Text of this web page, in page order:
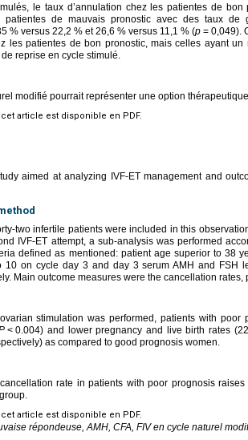
le taux d’annulation chez les patientes de
de mauvais pronostic avec des taux de
% versus 22,2 % et 26,6 % versus 11,1 % (p = 0,049).
les patientes de bon pronostic, mais celles ayant
reprise en cycle stimulé.
modifié pourrait représenter une option
article est disponible en PDF.
aimed at analyzing IVF-ET management and
two infertile patients were included in this
IVF-ET attempt, a sub-analysis was performed
defined as mentioned: patient age superior to 38
10 on cycle day 3 and day 3 serum AMH and FSH
Main outcome measures were the cancellation
stimulation was performed, patients with poor
< 0.004) and lower pregnancy and live birth rates
as compared to good prognosis women.
rate in patients with poor prognosis
article est disponible en PDF.
répondeuse, AMH, CFA, FIV en cycle naturel